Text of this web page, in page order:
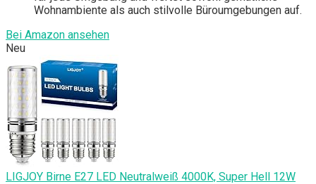
Wohnambiente als auch stilvolle Büroumgebungen auf.
Bei Amazon ansehen
Neu
LIGJOY Birne E27 LED Neutralweiß 4000K, Super Hell 12W